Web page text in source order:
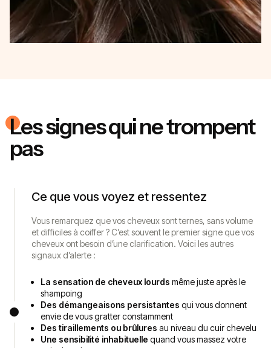
Les signes qui ne trompent
pas
Ce que vous voyez et ressentez
Vous remarquez que vos cheveux sont ternes, sans volume
et difficiles à coiffer ? C’est souvent le premier signe que vos
cheveux ont besoin d’une clarification. Voici les autres
signaux d’alerte :
La sensation de cheveux lourds même juste après le
shampoing
Des démangeaisons persistantes qui vous donnent
envie de vous gratter constamment
Des tiraillements ou brûlures au niveau du cuir chevelu
Une sensibilité inhabituelle quand vous massez votre